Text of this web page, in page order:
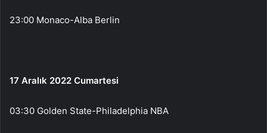
23:00 Monaco-Alba Berlin
17 Aralık 2022 Cumartesi
03:30 Golden State-Philadelphia NBA